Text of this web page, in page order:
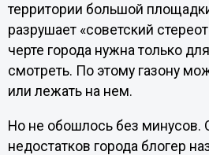
территории большой
разрушает «советский
черте города нужна только
смотреть. По этому газону
или лежать на нем.
Но не обошлось без минусов.
недостатков города блогер